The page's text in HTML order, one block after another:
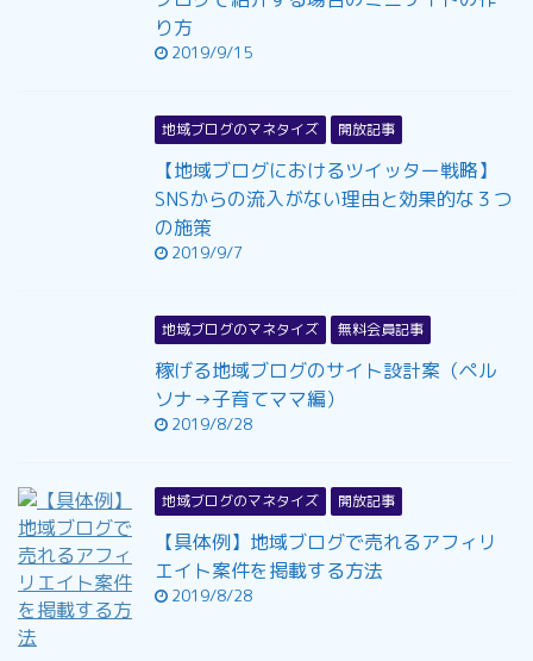
り方
2019/9/15
地域ブログのマネタイズ 開放記事
【地域ブログにおけるツイッター戦略】
SNSからの流入がない理由と効果的な３つ
の施策
2019/9/7
地域ブログのマネタイズ 無料会員記事
稼げる地域ブログのサイト設計案（ペル
ソナ→子育てママ編）
2019/8/28
地域ブログのマネタイズ 開放記事
【具体例】地域ブログで売れるアフィリ
エイト案件を掲載する方法
2019/8/28